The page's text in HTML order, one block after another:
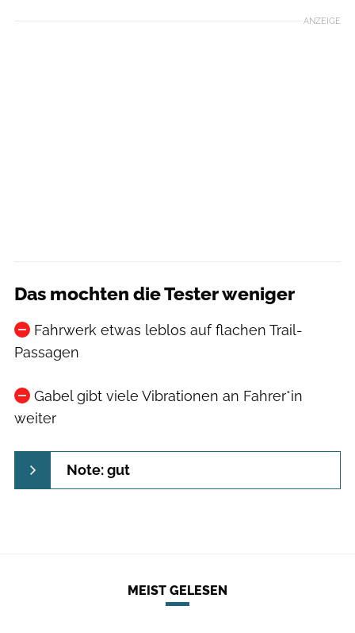
ANZEIGE
Das mochten die Tester weniger
Fahrwerk etwas leblos auf flachen Trail-
Passagen
Gabel gibt viele Vibrationen an Fahrer*in
weiter
Note: gut
MEIST GELESEN